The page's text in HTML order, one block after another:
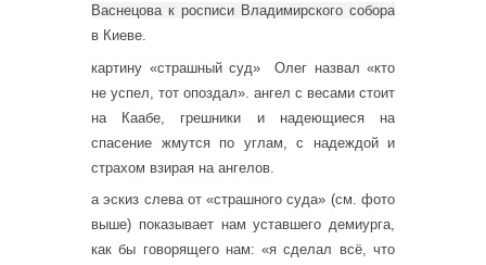
Васнецова к росписи Владимирского собора
в Киеве.
картину «страшный суд» Олег назвал «кто
не успел, тот опоздал». ангел с весами стоит
на Каабе, грешники и надеющиеся на
спасение жмутся по углам, с надеждой и
страхом взирая на ангелов.
а эскиз слева от «страшного суда» (см. фото
выше) показывает нам уставшего демиурга,
как бы говорящего нам: «я сделал всё, что